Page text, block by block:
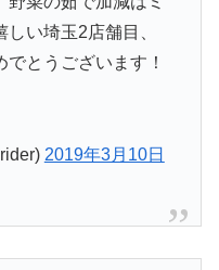
い埼玉2店舗目、
とうございます！
2019年3月10日